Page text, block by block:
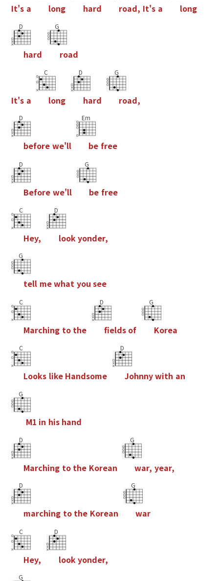
It's a long hard road, It's a long
D
hard
G
road
It's a
C
long
D
hard
G
road,
D
before we'll
Em
be free
D
Before we'll
G
be free
C
Hey,
D
lookyonder,
G
tell mewhat you see
C
Marching to the
D
felds of
G
Korea
C
Looks like Handsome
D
Johnnywith an
G
M1 in his hand
D
Marching to the Korean
G
war, year,
D
marching to the Korean
G
war
C
Hey,
D
look yonder,
G